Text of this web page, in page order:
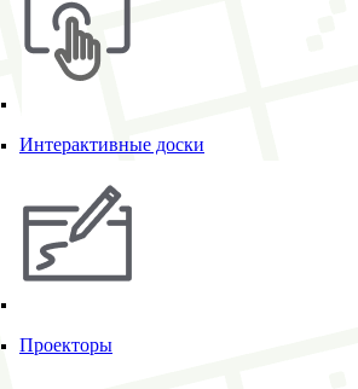
Интерактивные доски
Проекторы